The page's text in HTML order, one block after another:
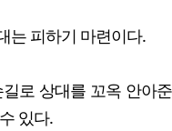
는 피하기 마련이다.
로 상대를 꼬옥 안아준
있다.